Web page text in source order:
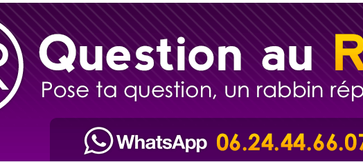
Il reste 49 places pour étudier en groupe sur Zoom
Ariel vient de donner son Maasser
Nathaniel vient de donner son Maasser
6 personnes viennent de faire un don pour 5 enfants déjà
2 personnes viennent de faire un don pour Reloger Rivka, 6
10 personnes viennent de demander une bénédiction
Il reste 49 places pour étudier en groupe sur Zoom